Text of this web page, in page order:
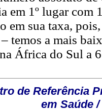
em 1º lugar com
em sua taxa,
temos a mais
África do Sul a
de Referência
em Saúde